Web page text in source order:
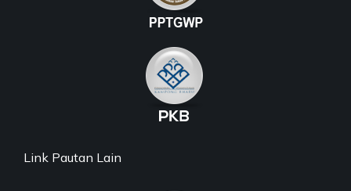
Link Pautan Lain